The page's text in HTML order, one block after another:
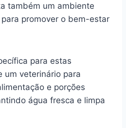
também um ambiente
promover o bem-estar
para estas
um veterinário para
e porções
água fresca e limpa